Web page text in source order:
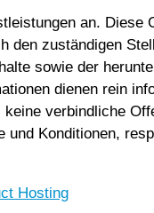
an. Diese
zuständigen
sowie der
dienen rein
verbindliche
Konditionen,
Hosting